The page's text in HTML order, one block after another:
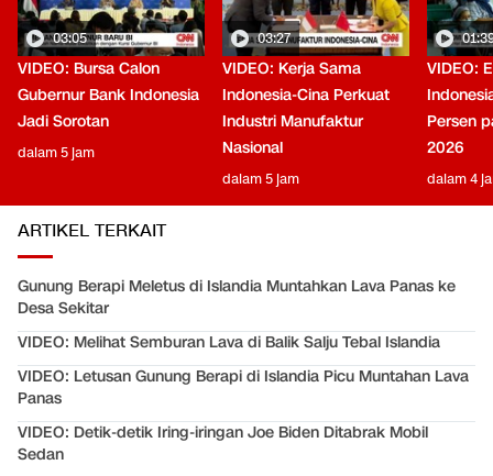
03:05
VIDEO: Bursa Calon
Gubernur Bank Indonesia
Jadi Sorotan
dalam 5 jam
03:27
VIDEO: Kerja Sama
Indonesia-Cina Perkuat
Industri Manufaktur
Nasional
dalam 5 jam
VIDEO:
Persen
2026
dalam 4
ARTIKEL TERKAIT
Gunung Berapi Meletus di Islandia Muntahkan Lava Panas ke
Desa Sekitar
VIDEO: Melihat Semburan Lava di Balik Salju Tebal Islandia
VIDEO: Letusan Gunung Berapi di Islandia Picu Muntahan Lava
Panas
VIDEO: Detik-detik Iring-iringan Joe Biden Ditabrak Mobil
Sedan